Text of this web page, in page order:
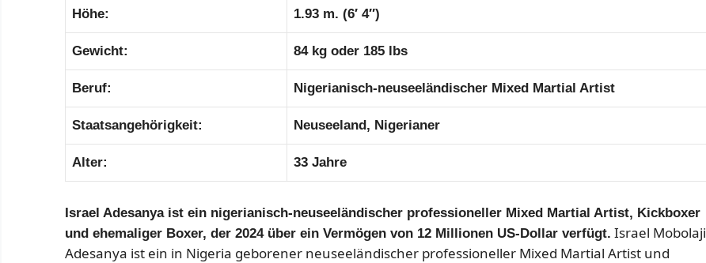
Höhe: 1.93 m. (6′ 4″)
Gewicht: 84 kg oder 185 lbs
Beruf: Nigerianisch-neuseeländischer Mixed Martial Artist
Staatsangehörigkeit: Neuseeland, Nigerianer
Alter: 33 Jahre
Israel Adesanya ist ein nigerianisch-neuseeländischer professioneller Mixed Martial Artist, Kickboxer
und ehemaliger Boxer, der 2024 über ein Vermögen von 12 Millionen US-Dollar verfügt. Israel Mobolaji
Adesanya ist ein in Nigeria geborener neuseeländischer professioneller Mixed Martial Artist und